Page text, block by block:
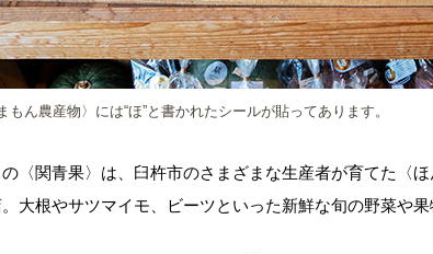
もん農産物〉には“ほ”と書かれたシールが貼ってあります。
の〈関青果〉は、臼杵市のさまざまな生産者が育てた〈
大根やサツマイモ、ビーツといった新鮮な旬の野菜や果